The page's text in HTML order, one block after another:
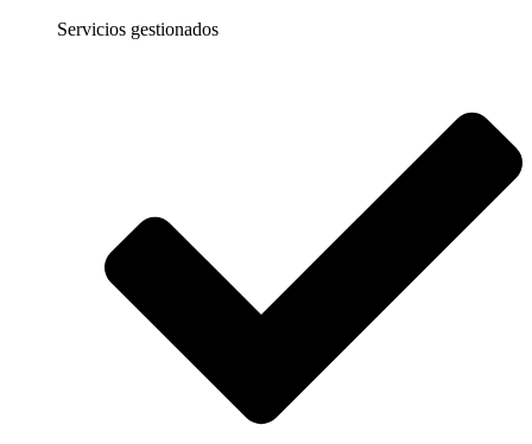
Servicios gestionados